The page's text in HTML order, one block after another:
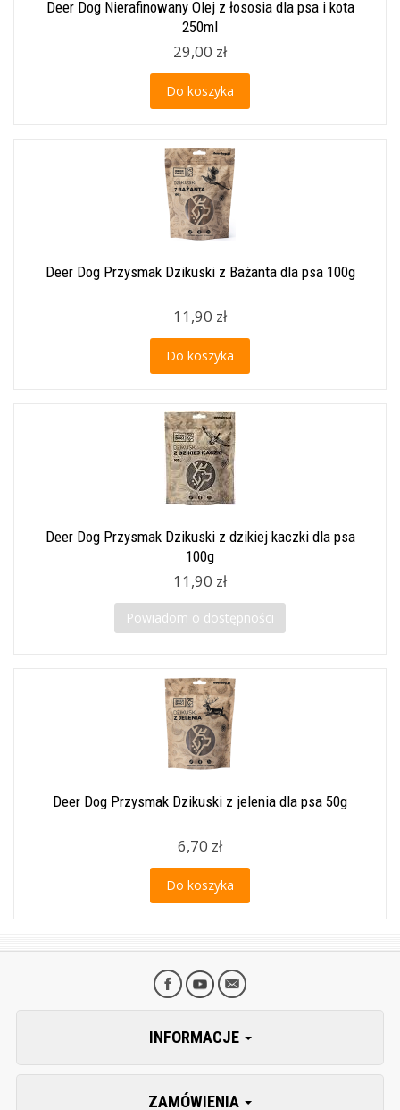
Deer Dog Nierafinowany Olej z łososia dla psa i kota
250ml
29,00 zł
Do koszyka
Deer Dog Przysmak Dzikuski z Bażanta dla psa 100g
11,90 zł
Do koszyka
Deer Dog Przysmak Dzikuski z dzikiej kaczki dla psa
100g
11,90 zł
Powiadom o dostępności
Deer Dog Przysmak Dzikuski z jelenia dla psa 50g
6,70 zł
Do koszyka
INFORMACJE
ZAMÓWIENIA